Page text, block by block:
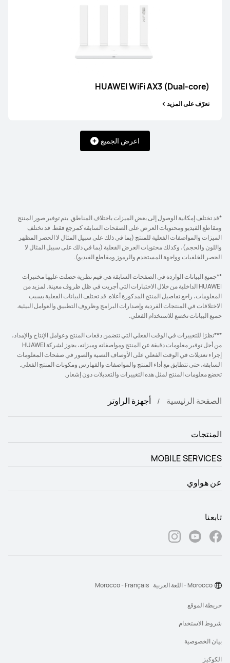
HUAWEI WiFi AX3 (Dual-core)
تعرّف على المزيد
اعرض الجميع
تعرّف على المزيد
*قد تختلف إمكانية الوصول إلى بعض الميزات باختلاف المناطق. يتم توفير صور المنتج
ومقاطع الفيديو ومحتويات العرض على الصفحات السابقة كمرجع فقط. قد تختلف
الميزات والمواصفات الفعلية للمنتج (بما في ذلك على سبيل المثال لا الحصر المظهر
واللون والحجم)، وكذلك محتويات العرض الفعلية (بما في ذلك على سبيل المثال لا
الحصر الخلفيات وواجهة المستخدم والرموز ومقاطع الفيديو).
**جميع البيانات الواردة في الصفحات السابقة هي قيم نظرية حصلت عليها مختبرات
HUAWEI الداخلية من خلال الاختبارات التي أجريت في ظل ظروف معينة. لمزيد من
المعلومات، راجع تفاصيل المنتج المذكورة أعلاه. قد تختلف البيانات الفعلية بسبب
الاختلافات في المنتجات الفردية وإصدارات البرامج وظروف التطبيق والعوامل البيئية.
جميع البيانات تخضع للاستخدام الفعلي.
***نظرًا للتغييرات في الوقت الفعلي التي تتضمن دفعات المنتج وعوامل الإنتاج والإمداد،
من أجل توفير معلومات دقيقة عن المنتج ومواصفاته وميزاته، يجوز لشركة HUAWEI
إجراء تعديلات في الوقت الفعلي على الأوصاف النصية والصور في صفحات المعلومات
السابقة، حتى تتطابق مع أداء المنتج والمواصفات والفهارس ومكونات المنتج الفعلي.
تخضع معلومات المنتج لمثل هذه التغييرات والتعديلات دون إشعار.
الصفحة الرئيسية أجهزة الراوتر
المنتجات
MOBILE SERVICES
عن هواوي
تابعنا
خريطة الموقع
شروط الاستخدام
بيان الخصوصية
الكوكيز
Morocco - اللغة العربية Morocco - Français